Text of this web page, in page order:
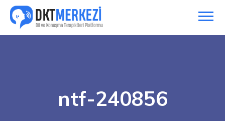
ntf-240856